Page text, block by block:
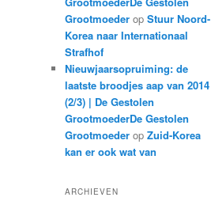
Grootmoeder op Stuur Noord-
Korea naar Internationaal
Strafhof
Nieuwjaarsopruiming: de
laatste broodjes aap van 2014
(2/3) | De Gestolen
GrootmoederDe Gestolen
Grootmoeder op Zuid-Korea
kan er ook wat van
ARCHIEVEN